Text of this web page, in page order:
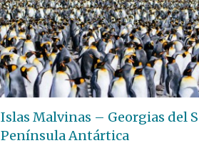
Islas Malvinas – Georgias del
Península Antártica